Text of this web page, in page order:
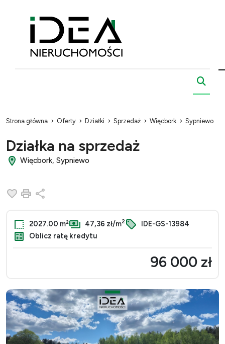
Strona główna Oferty Działki Sprzedaż Więcbork Sypniewo
Działka na sprzedaż
Więcbork, Sypniewo
Dodaj do ulubionych
Drukuj
2027.00 m² 47,36 zł/m2
IDE-GS-13984
Oblicz ratę kredytu
96 000 zł